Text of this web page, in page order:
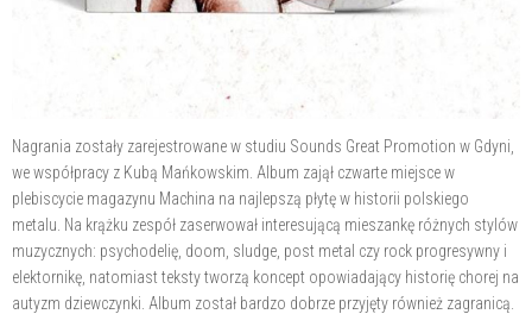
Nagrania zostały zarejestrowane w studiu Sounds Great Promotion w Gdyni,
we współpracy z Kubą Mańkowskim. Album zajął czwarte miejsce w
plebiscycie magazynu Machina na najlepszą płytę w historii polskiego
metalu. Na krążku zespół zaserwował interesującą mieszankę różnych stylów
muzycznych: psychodelię, doom, sludge, post metal czy rock progresywny i
elektornikę, natomiast teksty tworzą koncept opowiadający historię chorej na
autyzm dziewczynki. Album został bardzo dobrze przyjęty również zagranicą.